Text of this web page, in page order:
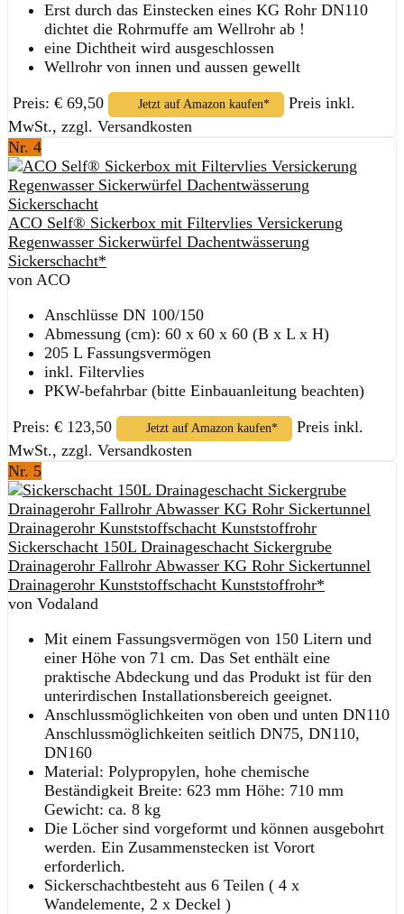
Erst durch das Einstecken eines KG Rohr DN110
dichtet die Rohrmuffe am Wellrohr ab !
eine Dichtheit wird ausgeschlossen
Wellrohr von innen und aussen gewellt
Preis: € 69,50 Jetzt auf Amazon kaufen*
Preis inkl.
MwSt., zzgl. Versandkosten
Nr. 4
ACO Self® Sickerbox mit Filtervlies Versickerung
Regenwasser Sickerwürfel Dachentwässerung
Sickerschacht*
von ACO
Anschlüsse DN 100/150
Abmessung (cm): 60 x 60 x 60 (B x L x H)
205 L Fassungsvermögen
inkl. Filtervlies
PKW-befahrbar (bitte Einbauanleitung beachten)
Preis: € 123,50 Jetzt auf Amazon kaufen*
Preis inkl.
MwSt., zzgl. Versandkosten
Nr. 5
Sickerschacht 150L Drainageschacht Sickergrube
Drainagerohr Fallrohr Abwasser KG Rohr Sickertunnel
Drainagerohr Kunststoffschacht Kunststoffrohr*
von Vodaland
Mit einem Fassungsvermögen von 150 Litern und
einer Höhe von 71 cm. Das Set enthält eine
praktische Abdeckung und das Produkt ist für den
unterirdischen Installationsbereich geeignet.
Anschlussmöglichkeiten von oben und unten DN110
Anschlussmöglichkeiten seitlich DN75, DN110,
DN160
Material: Polypropylen, hohe chemische
Beständigkeit Breite: 623 mm Höhe: 710 mm
Gewicht: ca. 8 kg
Die Löcher sind vorgeformt und können ausgebohrt
werden. Ein Zusammenstecken ist Vorort
erforderlich.
Sickerschachtbesteht aus 6 Teilen ( 4 x
Wandelemente, 2 x Deckel )